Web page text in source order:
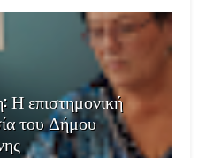
Η επιστημονική
του Δήμου